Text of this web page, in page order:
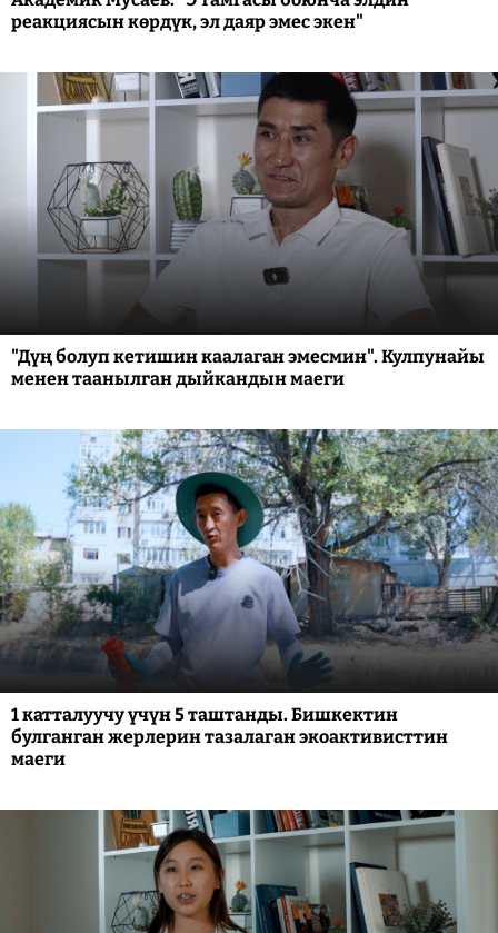
реакциясын көрдүк, эл даяр эмес экен"
"Дүң болуп кетишин каалаган эмесмин". Кулпунайы
менен таанылган дыйкандын маеги
1 катталуучу үчүн 5 таштанды. Бишкектин
булганган жерлерин тазалаган экоактивисттин
маеги